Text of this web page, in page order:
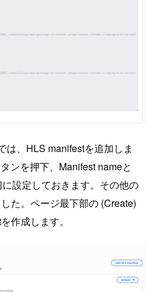
は、HLS manifestを追加しま
ンを押下、Manifest nameと
設定しておきます。その他の
た。ページ最下部の (Create)
作成します。